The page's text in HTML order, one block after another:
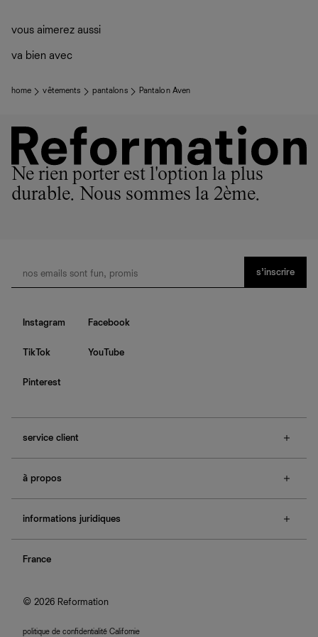
vous aimerez aussi
va bien avec
home vêtements pantalons Pantalon Aven
Ne rien porter est l'option la plus
durable. Nous sommes la 2ème.
s’inscrire
Instagram Facebook
TikTok YouTube
Pinterest
service client
contactez-nous
guide des tailles
e-cartes cadeaux
à propos
boutiques
investisseurs
nous rejoindre
informations juridiques
plan du site
France
© 2026 Reformation
politique de confidentialité Californie